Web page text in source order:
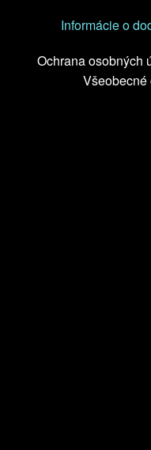
Informácie o
Ochrana osobných